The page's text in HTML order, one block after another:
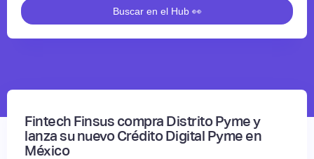
Fintech Finsus compra Distrito Pyme y
lanza su nuevo Crédito Digital Pyme en
México